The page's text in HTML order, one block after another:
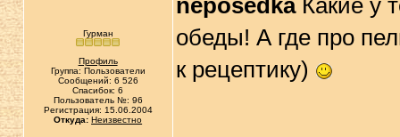
Гурман
Профиль
Группа: Пользователи
Сообщений: 6 526
Спасибок: 6
Пользователь №: 96
Регистрация: 15.06.2004
Откуда: Неизвестно
neposedkaКакие у
обеды! А где про
к рецептику)